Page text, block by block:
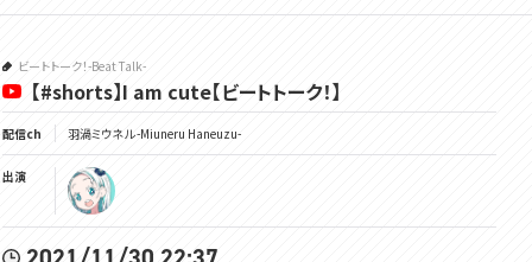
ビートトーク！-Beat Talk-
【#shorts】I am cute【ビートトーク！】
配信ch 羽渦ミウネル -Miuneru Haneuzu-
出演